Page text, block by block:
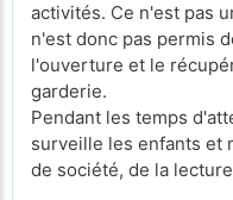
activités. Ce n'est pas
n'est donc pas permis
l'ouverture et le
garderie.
Pendant les temps
surveille les enfants et
de société, de la